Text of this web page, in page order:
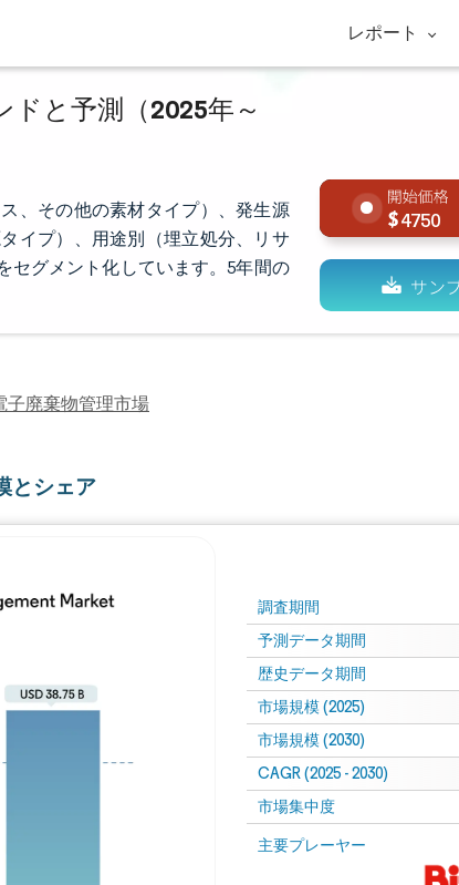
レポート
ドと予測（2025年～
、その他の素材タイプ）、発生源
イプ）、用途別（埋立処分、リサ
セグメント化しています。5年間の
4750
子廃棄物管理市場
とシェア
調査期間
予測データ期間
歴史データ期間
市場規模 (2025)
市場規模 (2030)
CAGR (2025 - 2030)
市場集中度
主要プレーヤー